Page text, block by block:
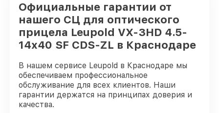
Официальные гарантии от
нашего СЦ для оптического
прицела Leupold VX-3HD 4.5-
14x40 SF CDS-ZL в Краснодаре
В нашем сервисе Leupold в Краснодаре мы
обеспечиваем профессиональное
обслуживание для всех клиентов. Наши
гарантии держатся на принципах доверия и
качества.